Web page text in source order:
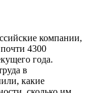
компании,
4300
года.
в
какие